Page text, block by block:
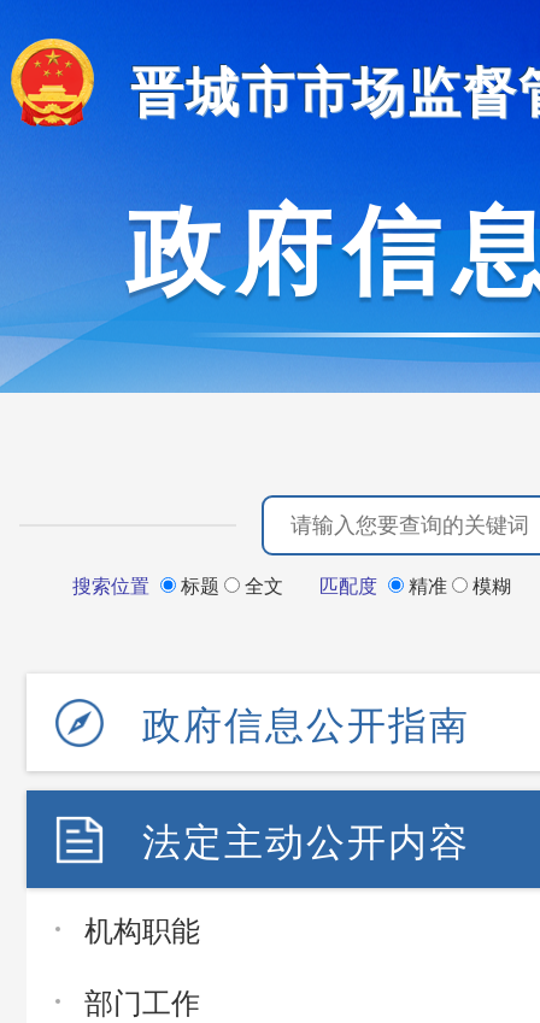
晋城市市场监督
政府信
搜索位置 标题 全文 匹配度 精准 模糊
政府信息公开指南
法定主动公开内容
机构职能
部门工作